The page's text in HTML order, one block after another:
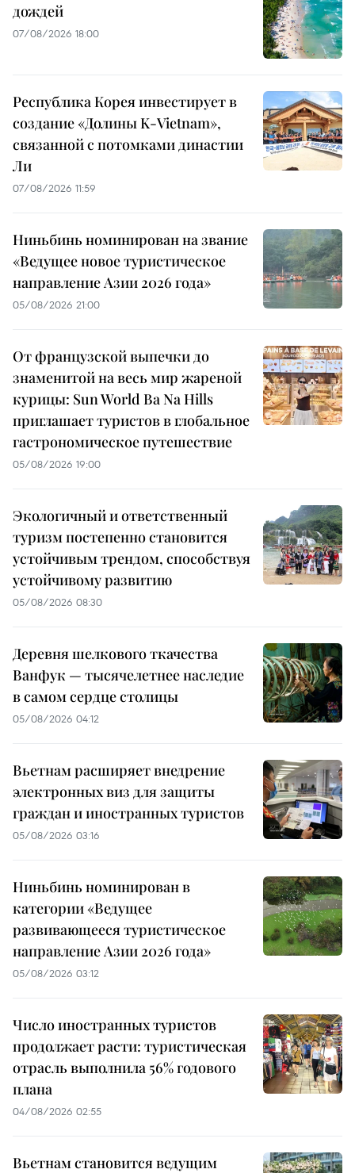
дождей
07/08/2026 18:00
Республика Корея инвестирует в
создание «Долины K-Vietnam»,
связанной с потомками династии
Ли
07/08/2026 11:59
Ниньбинь номинирован на звание
«Ведущее новое туристическое
направление Азии 2026 года»
05/08/2026 21:00
От французской выпечки до
знаменитой на весь мир жареной
курицы: Sun World Ba Na Hills
приглашает туристов в глобальное
гастрономическое путешествие
05/08/2026 19:00
Экологичный и ответственный
туризм постепенно становится
устойчивым трендом, способствуя
устойчивому развитию
05/08/2026 08:30
Деревня шелкового ткачества
Ванфук — тысячелетнее наследие
в самом сердце столицы
05/08/2026 04:12
Вьетнам расширяет внедрение
электронных виз для защиты
граждан и иностранных туристов
05/08/2026 03:16
Ниньбинь номинирован в
категории «Ведущее
развивающееся туристическое
направление Азии 2026 года»
05/08/2026 03:12
Число иностранных туристов
продолжает расти: туристическая
отрасль выполнила 56% годового
плана
04/08/2026 02:55
Вьетнам становится ведущим